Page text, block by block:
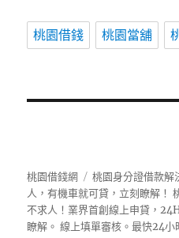
桃園借錢 桃園當舖
桃園借錢網
桃園身分證借款解
人，有機車就可貸，立刻瞭解！
不求人！業界首創線上申貸，
瞭解。 線上填單審核。最快24小